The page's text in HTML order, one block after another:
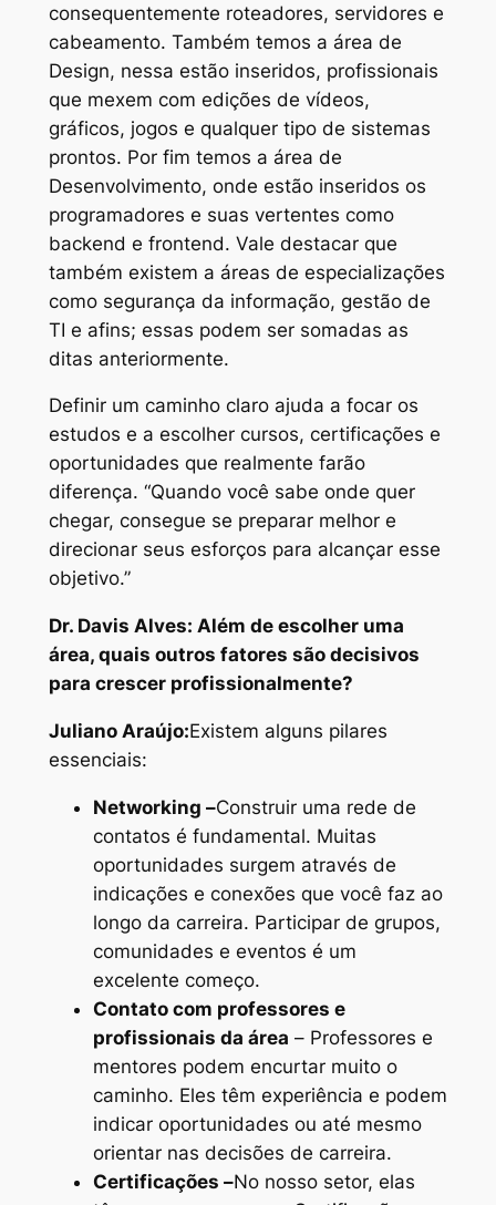
consequentemente roteadores, servidores e
cabeamento. Também temos a área de
Design, nessa estão inseridos, profissionais
que mexem com edições de vídeos,
gráficos, jogos e qualquer tipo de sistemas
prontos. Por fim temos a área de
Desenvolvimento, onde estão inseridos os
programadores e suas vertentes como
backend e frontend. Vale destacar que
também existem a áreas de especializações
como segurança da informação, gestão de
TI e afins; essas podem ser somadas as
ditas anteriormente.
Definir um caminho claro ajuda a focar os
estudos e a escolher cursos, certificações e
oportunidades que realmente farão
diferença. “Quando você sabe onde quer
chegar, consegue se preparar melhor e
direcionar seus esforços para alcançar esse
objetivo.”
Dr. Davis Alves: Além de escolher uma
área, quais outros fatores são decisivos
para crescer profissionalmente?
Juliano Araújo:Existem alguns pilares
essenciais:
Networking –Construir uma rede de
contatos é fundamental. Muitas
oportunidades surgem através de
indicações e conexões que você faz ao
longo da carreira. Participar de grupos,
comunidades e eventos é um
excelente começo.
Contato com professores e
profissionais da área – Professores e
mentores podem encurtar muito o
caminho. Eles têm experiência e podem
indicar oportunidades ou até mesmo
orientar nas decisões de carreira.
Certificações –No nosso setor, elas